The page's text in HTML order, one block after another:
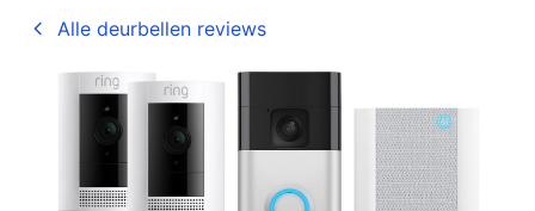
Alle deurbellen reviews